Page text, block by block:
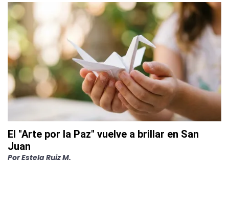
El "Arte por la Paz" vuelve a brillar en San
Juan
PorEstela Ruiz M.